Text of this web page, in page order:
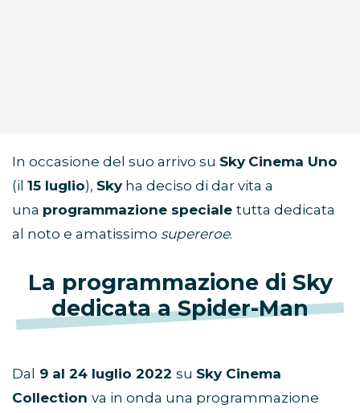
In occasione del suo arrivo su Sky Cinema Uno
(il 15 luglio), Skyha deciso di dar vita a
una programmazione speciale tutta dedicata
al noto e amatissimo supereroe.
La programmazione di Sky
dedicata a Spider-Man
Dal 9 al 24 luglio 2022 su Sky Cinema
Collection va in onda una programmazione